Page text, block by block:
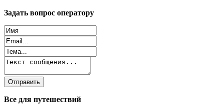
Задать вопрос оператору
Все для путешествий